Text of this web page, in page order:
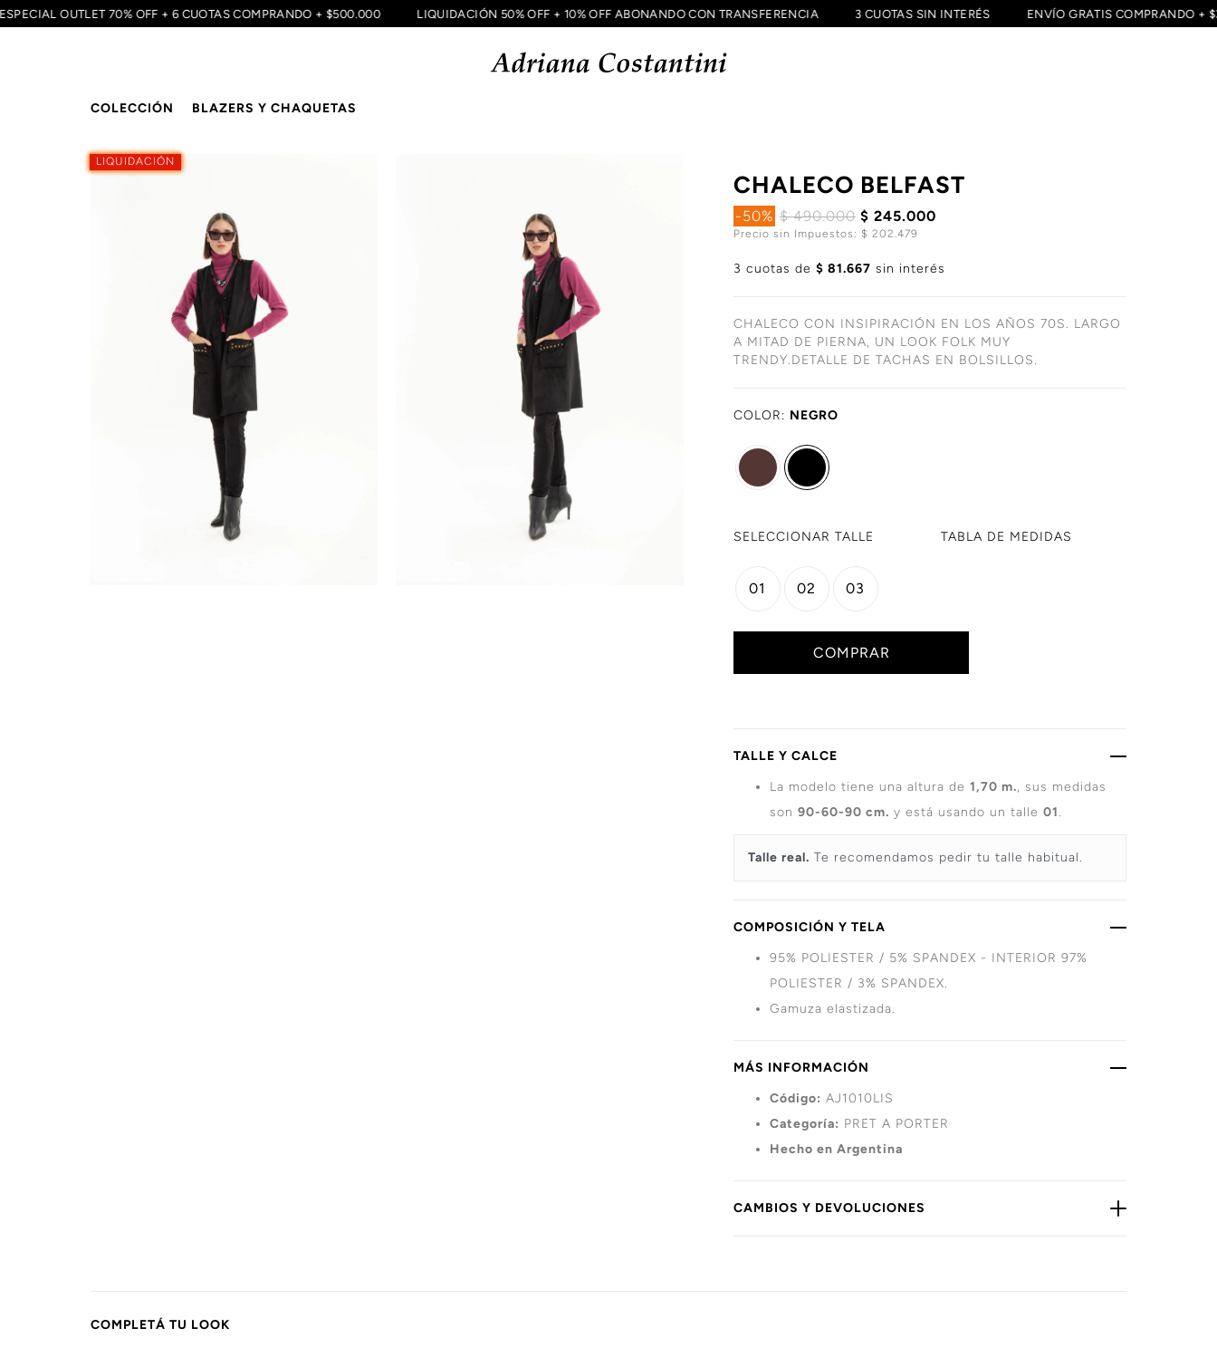
ESPECIAL OUTLET 70% OFF + 6 CUOTAS COMPRANDO + $500.000 LIQUIDACIÓN 50% OFF + 10% OFF ABONANDO CON TRANSFERENCIA 3 CUOTAS SIN INTERÉS ENVÍO GRATIS COMPRANDO
COLECCIÓN BLAZERS Y CHAQUETAS
LIQUIDACIÓN
CHALECO BELFAST
-50% $ 490.000 $ 245.000
Precio sin Impuestos: $ 202.479
3 cuotas de $ 81.667 sin interés
CHALECO CON INSIPIRACIÓN EN LOS AÑOS 70S. LARGO
A MITAD DE PIERNA, UN LOOK FOLK MUY
TRENDY.DETALLE DE TACHAS EN BOLSILLOS.
COLOR: NEGRO
SELECCIONAR TALLE TABLA DE MEDIDAS
01 02 03
COMPRAR
TALLE Y CALCE
La modelo tiene una altura de 1,70 m., sus medidas
son 90-60-90 cm. y está usando un talle 01.
Talle real. Te recomendamos pedir tu talle habitual.
COMPOSICIÓN Y TELA
95% POLIESTER / 5% SPANDEX - INTERIOR 97%
POLIESTER / 3% SPANDEX.
Gamuza elastizada.
MÁS INFORMACIÓN
Código: AJ1010LIS
Categoría: PRET A PORTER
Hecho en Argentina
CAMBIOS Y DEVOLUCIONES
COMPLETÁ TU LOOK